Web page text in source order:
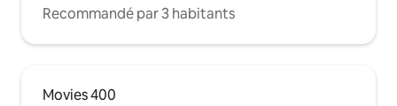
Recommandé par 3 habitants
Movies 400